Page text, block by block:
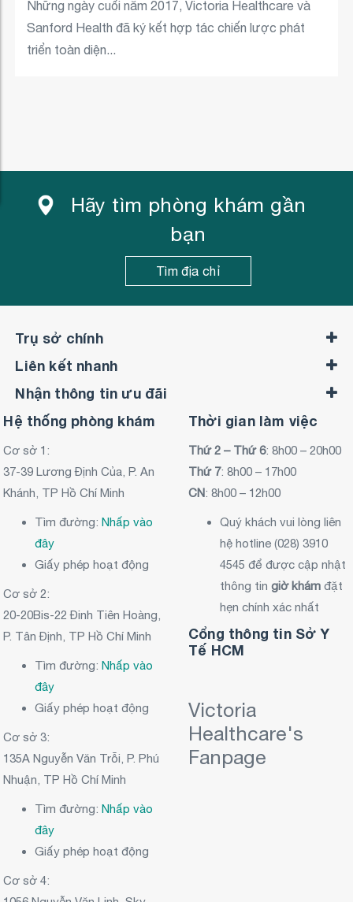
Những ngày cuối năm 2017, Victoria Healthcare và
Sanford Health đã ký kết hợp tác chiến lược phát
triển toàn diện...
Hãy tìm phòng khám gần
bạn
Tìm địa chỉ
Trụ sở chính
Liên kết nhanh
Nhận thông tin ưu đãi
Hệ thống phòng khám
Cơ sở 1:
37-39 Lương Định Của, P. An
Khánh, TP Hồ Chí Minh
Tìm đường:Nhấp vào
đây
Giấy phép hoạt động
Cơ sở 2:
20-20Bis-22 Đinh Tiên Hoàng,
P. Tân Định, TP Hồ Chí Minh
Tìm đường:Nhấp vào
đây
Giấy phép hoạt động
Cơ sở 3:
135A Nguyễn Văn Trỗi, P. Phú
Nhuận, TP Hồ Chí Minh
Tìm đường:Nhấp vào
đây
Giấy phép hoạt động
Cơ sở 4:
Thời gian làm việc
Thứ 2 – Thứ 6: 8h00 – 20h00
Thứ 7: 8h00 – 17h00
CN: 8h00 – 12h00
Quý khách vui lòng liên
hệ hotline (028) 3910
4545 để được cập nhật
thông tin giờ khám đặt
hẹn chính xác nhất
Cổng thông tin Sở Y
Tế HCM
Victoria
Healthcare's
Fanpage